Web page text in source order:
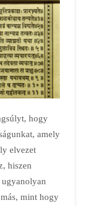
hogy
amely
elvezet
hiszen
mint hogy